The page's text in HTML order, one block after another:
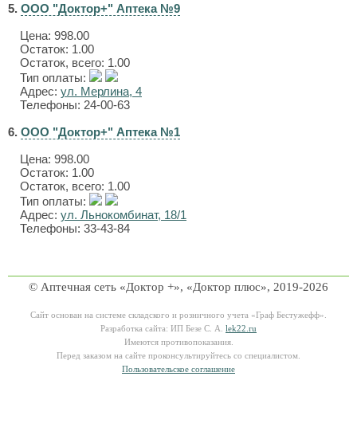
5. ООО "Доктор+" Аптека №9
Цена: 998.00
Остаток: 1.00
Остаток, всего: 1.00
Тип оплаты:
Адрес: ул. Мерлина, 4
Телефоны: 24-00-63
6. ООО "Доктор+" Аптека №1
Цена: 998.00
Остаток: 1.00
Остаток, всего: 1.00
Тип оплаты:
Адрес: ул. Льнокомбинат, 18/1
Телефоны: 33-43-84
© Аптечная сеть «Доктор +», «Доктор плюс», 2019-2026
Сайт основан на системе складского и розничного учета «Граф Бестужефф».
Разработка сайта: ИП Безе С. А. lek22.ru
Имеются противопоказания.
Перед заказом на сайте проконсультируйтесь со специалистом.
Пользовательское соглашение